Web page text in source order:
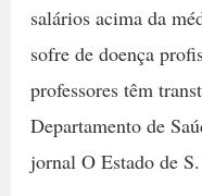
salários acima da
sofre de doença
professores têm
Departamento de
jornal O Estado de